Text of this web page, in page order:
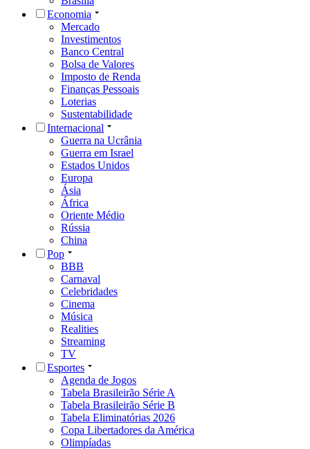
Economia
Mercado
Investimentos
Banco Central
Bolsa de Valores
Imposto de Renda
Finanças Pessoais
Loterias
Sustentabilidade
Internacional
Guerra na Ucrânia
Guerra em Israel
Estados Unidos
Europa
Ásia
África
Oriente Médio
Rússia
China
Pop
BBB
Carnaval
Celebridades
Cinema
Música
Realities
Streaming
TV
Esportes
Agenda de Jogos
Tabela Brasileirão Série A
Tabela Brasileirão Série B
Tabela Eliminatórias 2026
Copa Libertadores da América
Olimpíadas